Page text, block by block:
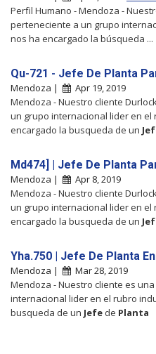
Perfil Humano - Mendoza -
perteneciente a un grupo
nos ha encargado la búsqueda ...
Qu-721 - Jefe De Planta
Mendoza |
Apr 19, 2019
Mendoza - Nuestro cliente
un grupo internacional lider en
encargado la busqueda de un
Md474] | Jefe De Planta
Mendoza |
Apr 8, 2019
Mendoza - Nuestro cliente
un grupo internacional lider en
encargado la busqueda de un
Yha.750 | Jefe De Planta
Mendoza |
Mar 28, 2019
Mendoza - Nuestro cliente es
internacional lider en el rubro
busqueda de un Jefe de Planta